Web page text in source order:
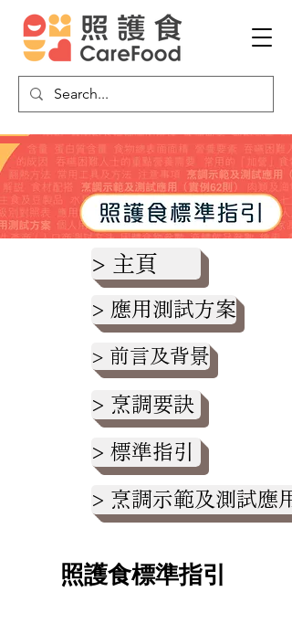
> 主頁
> 應用測試方案
> 前言及背景
> 烹調要訣
> 標準指引
> 烹調示範及測試應
照護食標準指引